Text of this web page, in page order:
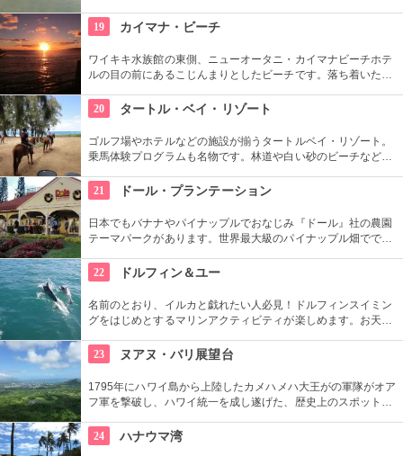
ーが組まれているので、ぜひ利用してみて。
19 カイマナ・ビーチ
ワイキキ水族館の東側、ニューオータニ・カイマナビーチホテ
ルの目の前にあるこじんまりとしたビーチです。落ち着いた雰
すぐ横には終戦記念プールもあります。
20 タートル・ベイ・リゾート
ゴルフ場やホテルなどの施設が揃うタートルベイ・リゾート。
乗馬体験プログラムも名物です。林道や白い砂のビーチなど、
暮れ時のビーチを巡る乗馬プログラムもあります。
21 ドール・プランテーション
日本でもバナナやパイナップルでおなじみ『ドール』社の農園
テーマパークがあります。世界最大級のパイナップル畑ででき
めるアトラクションがあります。カワイイお土産もいっぱい。
22 ドルフィン＆ユー
名前のとおり、イルカと戯れたい人必見！ドルフィンスイミン
グをはじめとするマリンアクティビティが楽しめます。お天気
いそう。バーベキューやフラ、ウクレレ演奏など、嬉しいおも
てなしも。
23 ヌアヌ・バリ展望台
1795年にハワイ島から上陸したカメハメハ大王がの軍隊がオア
フ軍を撃破し、ハワイ統一を成し遂げた、歴史上のスポットで
から広がる絶景は感動モノ。海から吹く風は強烈です。
24 ハナウマ湾